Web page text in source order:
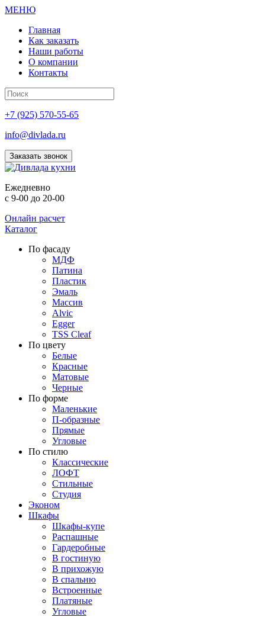
МЕНЮ
Главная
Как заказать
Наши работы
О компании
Контакты
+7 (925) 570-55-65
info@divlada.ru
Заказать звонок
Ежедневно
с 9-00 до 20-00
Онлайн расчет
Каталог
По фасаду
МДФ
Патина
Пластик
Эмаль
Массив
Alvic
Egger
TSS Cleaf
По цвету
Белые
Красные
Матовые
Черные
По форме
Маленькие
П-образные
Прямые
Угловые
По стилю
Классические
ЛОФТ
Стильные
Студия
Эконом
Шкафы
Шкафы-купе
Распашные
Гардеробные
В гостиную
В прихожую
В спальню
Встроенные
Платяные
Угловые